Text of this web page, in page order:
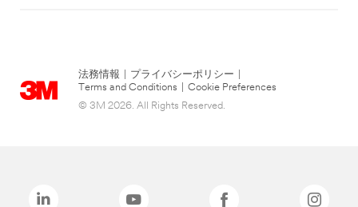
法務情報 プライバシーポリシー
Terms and Conditions
Cookie Preferences
© 3M 2026. All Rights Reserved.